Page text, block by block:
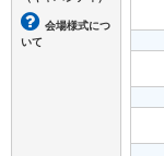
会場様式につ
いて